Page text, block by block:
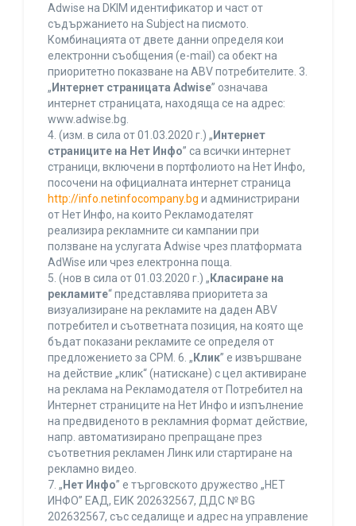
Adwise на DKIM идентификатор и част от
съдържанието на Subject на писмото.
Комбинацията от двете данни определя кои
електронни съобщения (e-mail) са обект на
приоритетно показване на ABV потребителите. 3.
„ Интернет страницата Adwise” означава
интернет страницата, находяща се на адрес:
www.adwise.bg.
4. (изм. в сила от 01.03.2020 г.) „ Интернет
страниците на Нет Инфо” са всички интернет
страници, включени в портфолиото на Нет Инфо,
посочени на официалната интернет страница
http://info.netinfocompany.bg и администрирани
от Нет Инфо, на които Рекламодателят
реализира рекламните си кампании при
ползване на услугата Adwise чрез платформата
AdWise или чрез електронна поща.
5. (нов в сила от 01.03.2020 г.) „ Класиране на
рекламите“ представлява приоритета за
визуализиране на рекламите на даден ABV
потребител и съответната позиция, на която ще
бъдат показани рекламите се определя от
предложението за CPM. 6. „ Клик” е извършване
на действие „клик“ (натискане) с цел активиране
на реклама на Рекламодателя от Потребител на
Интернет страниците на Нет Инфо и изпълнение
на предвиденото в рекламния формат действие,
напр. автоматизирано препращане през
съответния рекламен Линк или стартиране на
рекламно видео.
7. „ Нет Инфо” е търговското дружество „НЕТ
ИНФО” ЕАД, ЕИК 202632567, ДДС № BG
202632567, със седалище и адрес на управление